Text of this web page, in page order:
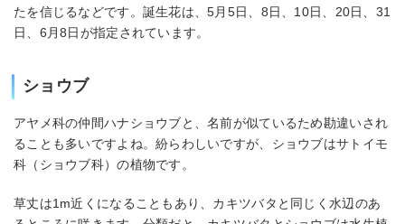
たを信じるなどです。誕生花は、5月5日、8日、10日、20日、31
日、6月8日が指定されています。
ショウブ
アヤメ科の仲間ハナショウブと、名前が似ているため勘違いされ
ることも多いですよね。紛らわしいですが、ショウブはサトイモ
科（ショウブ科）の植物です。
草丈は1m近くになることもあり、カキツバタと同じく水辺のあ